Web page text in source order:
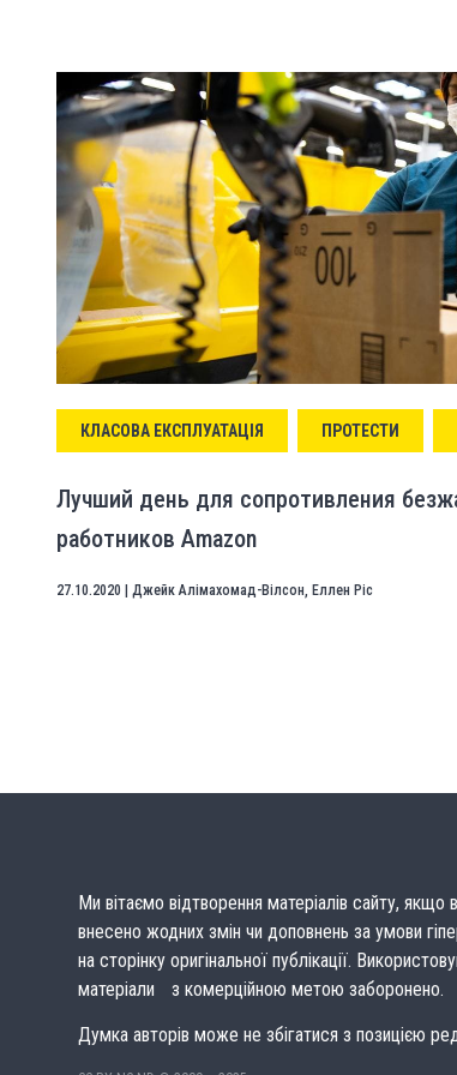
КЛАСОВА ЕКСПЛУАТАЦІЯ ПРОТЕСТИ
Лучший день для сопротивления
работников Amazon
27.10.2020 Джейк Алімахомад-Вілсон, Еллен Ріс
Ми вітаємо відтворення матеріалів сайту, якщо
внесено жодних змін чи доповнень за умови
на сторінку оригінальної публікації.
матеріали з комерційною метою заборонено.
Думка авторів може не збігатися з позицією